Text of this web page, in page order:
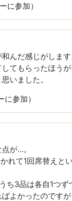
に参加）
んだ感じがします
てもらったほうが
いました。
参加）
が…。
れて1回席替えと
ち3品は各自1つ
よかったのです